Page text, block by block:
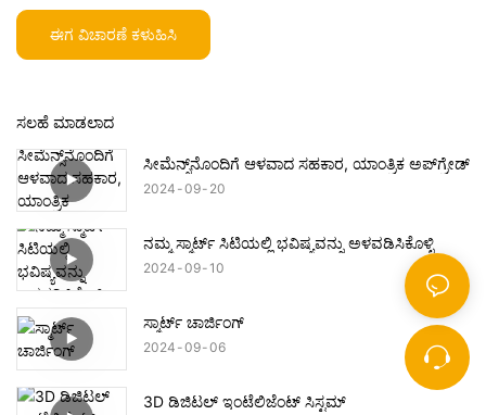
ಈಗ ವಿಚಾರಣೆ ಕಳುಹಿಸಿ
ಸಲಹೆ ಮಾಡಲಾದ
ಸೀಮೆನ್ಸ್‌ನೊಂದಿಗೆ ಆಳವಾದ ಸಹಕಾರ, ಯಾಂತ್ರಿಕ ಅಪ್‌ಗ್ರೇಡ್
2024 09 20
ನಮ್ಮ ಸ್ಮಾರ್ಟ್ ಸಿಟಿಯಲ್ಲಿ ಭವಿಷ್ಯವನ್ನು ಅಳವಡಿಸಿಕೊಳ್ಳಿ
2024 09 10
ಸ್ಮಾರ್ಟ್ ಚಾರ್ಜಿಂಗ್
2024 09 06
3D ಡಿಜಿಟಲ್ ಇಂಟೆಲಿಜೆಂಟ್ ಸಿಸ್ಟಮ್